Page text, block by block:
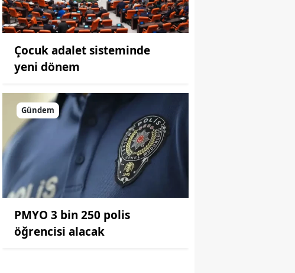
Çocuk adalet sisteminde
yeni dönem
Gündem
PMYO 3 bin 250 polis
öğrencisi alacak